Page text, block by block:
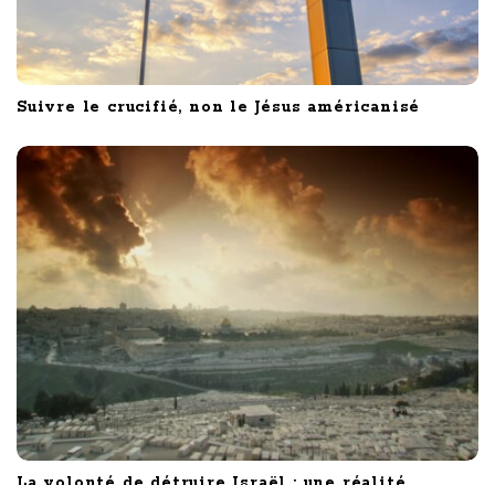
Suivre le crucifié, non le Jésus américanisé